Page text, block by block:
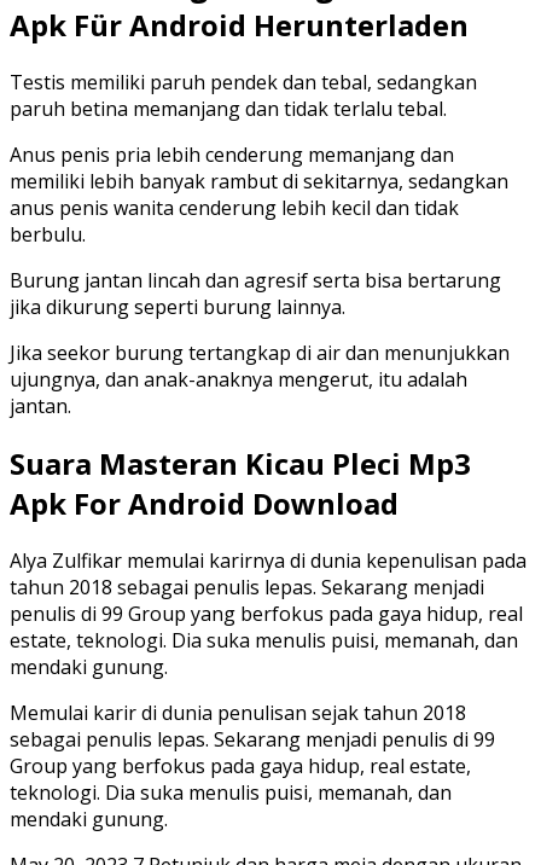
Apk Für Android Herunterladen
Testis memiliki paruh pendek dan tebal, sedangkan
paruh betina memanjang dan tidak terlalu tebal.
Anus penis pria lebih cenderung memanjang dan
memiliki lebih banyak rambut di sekitarnya, sedangkan
anus penis wanita cenderung lebih kecil dan tidak
berbulu.
Burung jantan lincah dan agresif serta bisa bertarung
jika dikurung seperti burung lainnya.
Jika seekor burung tertangkap di air dan menunjukkan
ujungnya, dan anak-anaknya mengerut, itu adalah
jantan.
Suara Masteran Kicau Pleci Mp3
Apk For Android Download
Alya Zulfikar memulai karirnya di dunia kepenulisan pada
tahun 2018 sebagai penulis lepas. Sekarang menjadi
penulis di 99 Group yang berfokus pada gaya hidup, real
estate, teknologi. Dia suka menulis puisi, memanah, dan
mendaki gunung.
Memulai karir di dunia penulisan sejak tahun 2018
sebagai penulis lepas. Sekarang menjadi penulis di 99
Group yang berfokus pada gaya hidup, real estate,
teknologi. Dia suka menulis puisi, memanah, dan
mendaki gunung.